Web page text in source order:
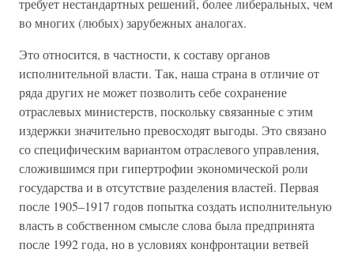
требует нестандартных решений, более либеральных, чем
во многих (любых) зарубежных аналогах.
Это относится, в частности, к составу органов
исполнительной власти. Так, наша страна в отличие от
ряда других не может позволить себе сохранение
отраслевых министерств, поскольку связанные с этим
издержки значительно превосходят выгоды. Это связано
со специфическим вариантом отраслевого управления,
сложившимся при гипертрофии экономической роли
государства и в отсутствие разделения властей. Первая
после 1905–1917 годов попытка создать исполнительную
власть в собственном смысле слова была предпринята
после 1992 года, но в условиях конфронтации ветвей